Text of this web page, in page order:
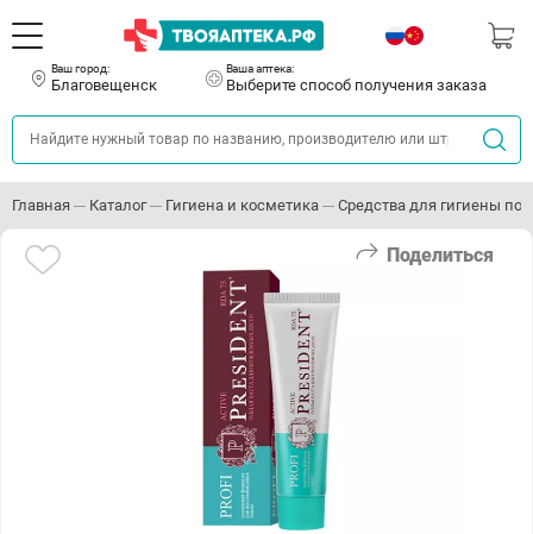
Ваш город:
Благовещенск
Ваша аптека:
Выберите способ получения заказа
Главная Каталог Гигиена и косметика Средства для гигиены
Поделиться